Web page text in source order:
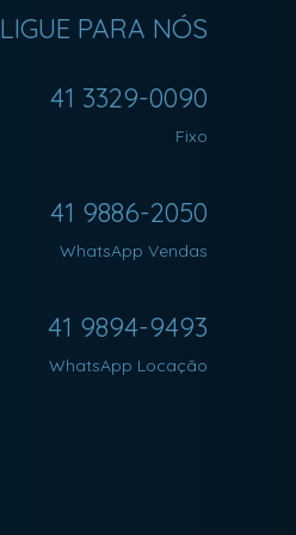
LIGUE PARA NÓS
41 3329-0090
Fixo
41 9886-2050
WhatsApp Vendas
41 9894-9493
WhatsApp Locação